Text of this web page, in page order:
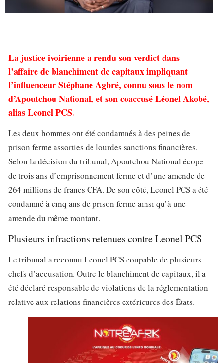
La justice ivoirienne a rendu son verdict dans
l’affaire de blanchiment de capitaux impliquant
l’influenceur Stéphane Agbré, connu sous le nom
d’Apoutchou National, et son coaccusé Léonel Akobé,
alias Leonel PCS.
Les deux hommes ont été condamnés à des peines de
prison ferme assorties de lourdes sanctions financières.
Selon la décision du tribunal, Apoutchou National écope
de trois ans d’emprisonnement ferme et d’une amende de
264 millions de francs CFA. De son côté, Leonel PCS a été
condamné à cinq ans de prison ferme ainsi qu’à une
amende du même montant.
Plusieurs infractions retenues contre Leonel PCS
Le tribunal a reconnu Leonel PCS coupable de plusieurs
chefs d’accusation. Outre le blanchiment de capitaux, il a
été déclaré responsable de violations de la réglementation
relative aux relations financières extérieures des États.